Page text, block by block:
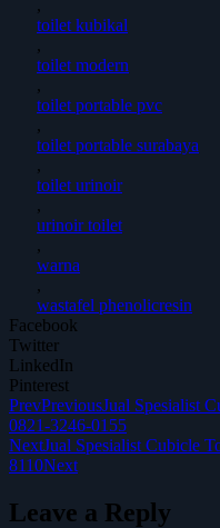
,
toilet kubikal
,
toilet modern
,
toilet portable pvc
,
toilet portable surabaya
,
toilet urinoir
,
urinoir toilet
,
warna
,
wastafel phenolicresin
Facebook
Twitter
LinkedIn
Pinterest
PrevPreviousJual Spesialist
0821-3246-0155
NextJual Spesialist Cubicle
8110Next
Leave a Reply